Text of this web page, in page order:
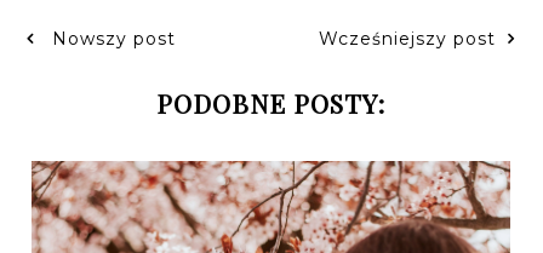
Nowszy post Wcześniejszy post
PODOBNE POSTY: